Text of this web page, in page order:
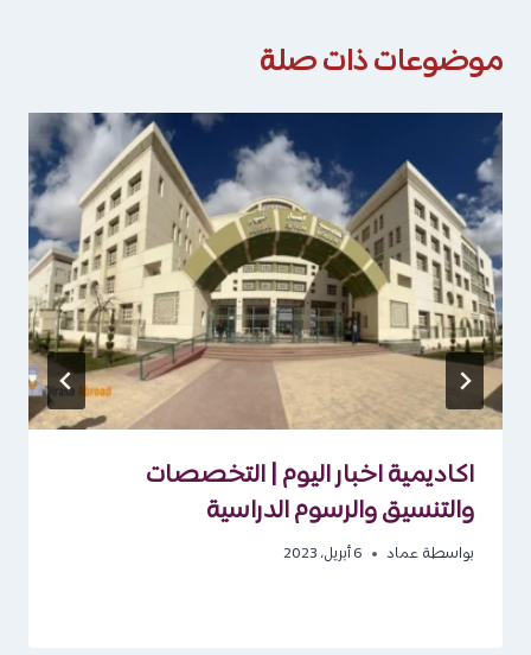
موضوعات ذات صلة
اكاديمية اخبار اليوم | التخصصات
والتنسيق والرسوم الدراسية
بواسطة عماد 6 أبريل، 2023